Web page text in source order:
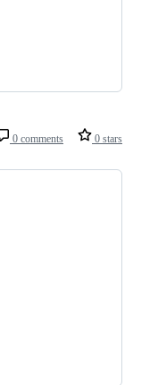
0 comments 0 stars